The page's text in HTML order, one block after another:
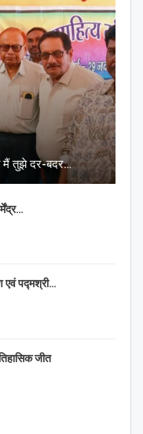
मैं तुझे दर-बदर…
एवं पद्मश्री…
जीत